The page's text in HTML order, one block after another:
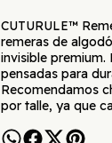
CUTURULE™
remeras de
invisible
pensadas para
Recomendamos
por talle, ya que